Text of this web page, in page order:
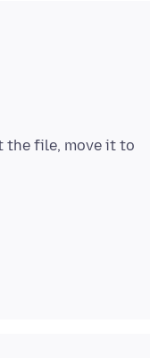
the file, move it to